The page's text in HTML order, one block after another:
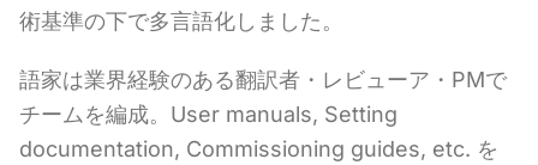
術基準の下で多言語化しました。
語家は業界経験のある翻訳者・レビューア・PMで
チームを編成。User manuals, Setting
documentation, Commissioning guides, etc. を